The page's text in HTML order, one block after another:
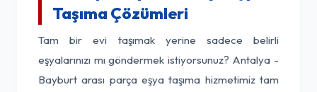
Taşıma Çözümleri
Tam bir evi taşımak yerine sadece belirli
eşyalarınızı mı göndermek istiyorsunuz? Antalya -
Bayburt arası parça eşya taşıma hizmetimiz tam